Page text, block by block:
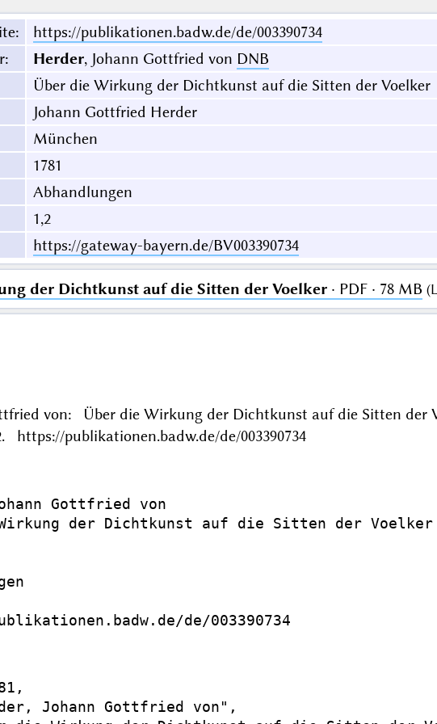
:
https://publikationen.badw.de/de/003390734
: Herder, Johann Gottfried von DNB
Über die Wirkung der Dichtkunst auf die Sitten der Voelker
Johann Gottfried Herder
München
1781
Abhandlungen
1,2
https://gateway-bayern.de/BV003390734
der Dichtkunst auf die Sitten der Voelker· PDF · 78 MB (
von: Über die Wirkung der Dichtkunst auf die Sitten
https://publikationen.badw.de/de/003390734
Gottfried von
der Dichtkunst auf die Sitten der Voelker
de/003390734
Johann Gottfried von",